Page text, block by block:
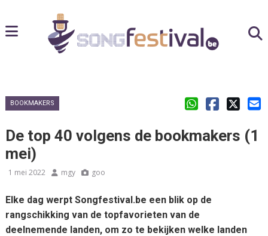
BOOKMAKERS
De top 40 volgens de bookmakers (1
mei)
1 mei 2022 mgy goo
Elke dag werpt Songfestival.be een blik op de
rangschikking van de topfavorieten van de
deelnemende landen, om zo te bekijken welke landen